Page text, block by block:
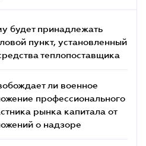
будет принадлежать
пункт, установленный
теплопоставщика
ли военное
профессионального
рынка капитала от
о надзоре